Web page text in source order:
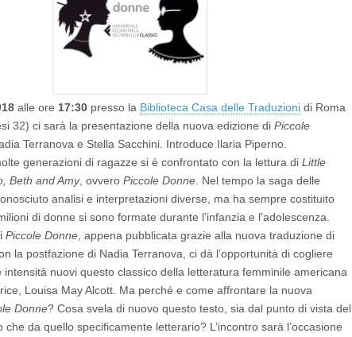
l
e
o
n
(Roma,
19/9)
alle ore 17:30 presso la Biblioteca Casa delle Traduzioni di Roma
32) ci sarà la presentazione della nuova edizione di Piccole
Terranova e Stella Sacchini. Introduce Ilaria Piperno.
generazioni di ragazze si è confrontato con la lettura di Little
Beth and Amy, ovvero Piccole Donne . Nel tempo la saga delle
analisi e interpretazioni diverse, ma ha sempre costituito
di donne si sono formate durante l’infanzia e l’adolescenza.
Piccole Donne , appena pubblicata grazie alla nuova traduzione di
la postfazione di Nadia Terranova, ci dà l’opportunità di cogliere
nuovi questo classico della letteratura femminile americana
Louisa May Alcott. Ma perché e come affrontare la nuova
Donne? Cosa svela di nuovo questo testo, sia dal punto di vista del
che da quello specificamente letterario? L’incontro sarà l’occasione